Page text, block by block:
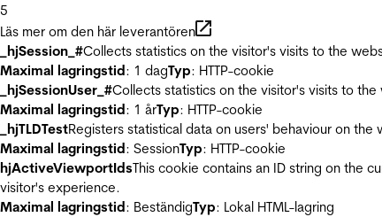
5
Läs mer om den här leverantören
_hjSession_#Collects statistics on the visitor's visits to the
Maximal lagringstid: 1 dagTyp: HTTP-cookie
_hjSessionUser_#Collects statistics on the visitor's visits to
Maximal lagringstid: 1 årTyp: HTTP-cookie
_hjTLDTestRegisters statistical data on users' behaviour on
Maximal lagringstid: SessionTyp: HTTP-cookie
hjActiveViewportIdsThis cookie contains an ID string on the
visitor's experience.
Maximal lagringstid: BeständigTyp: Lokal HTML-lagring